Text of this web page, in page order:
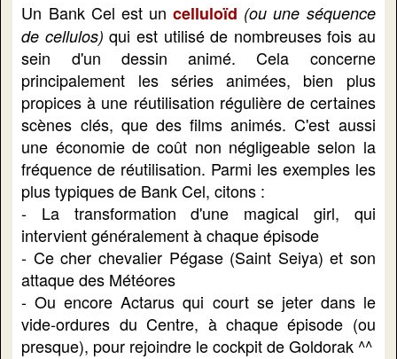
Un Bank Cel est uncelluloïd (ou une séquence
de cellulos) qui est utilisé de nombreuses fois au
sein d'un dessin animé. Cela concerne
principalement les séries animées, bien plus
propices à une réutilisation régulière de certaines
scènes clés, que des films animés. C'est aussi
une économie de coût non négligeable selon la
fréquence de réutilisation. Parmi les exemples les
plus typiques de Bank Cel, citons :
- La transformation d'une magical girl, qui
intervient généralement à chaque épisode
- Ce cher chevalier Pégase (Saint Seiya) et son
attaque des Météores
- Ou encore Actarus qui court se jeter dans le
vide-ordures du Centre, à chaque épisode (ou
presque), pour rejoindre le cockpit de Goldorak ^^